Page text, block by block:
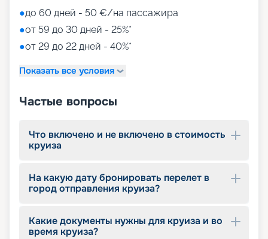
●до 60 дней - 50 €/на пассажира
●от 59 до 30 дней - 25%*
●от 29 до 22 дней - 40%*
Показать все условия
Частые вопросы
Что включено и не включено в стоимость
круиза
На какую дату бронировать перелет в
город отправления круиза?
Какие документы нужны для круиза и во
время круиза?